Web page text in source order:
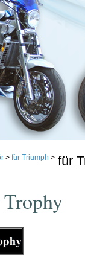
> für Triumph > für